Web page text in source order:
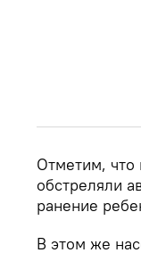
Отметим, что
обстреляли
ранение
В этом же